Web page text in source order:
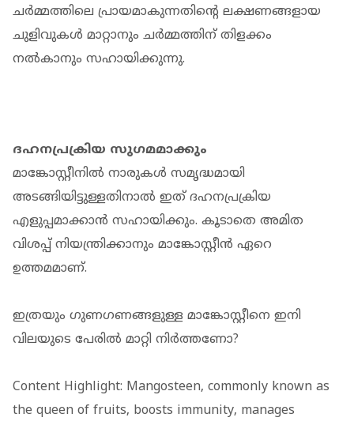
ചർമ്മത്തിലെ പ്രായമാകുന്നതിന്റെ ലക്ഷണങ്ങളായ
ചുളിവുകൾ മാറ്റാനും ചർമ്മത്തിന് തിളക്കം
നൽകാനും സഹായിക്കുന്നു.
ദഹനപ്രക്രിയ സുഗമമാക്കും
മാങ്കോസ്റ്റീനിൽ നാരുകൾ സമൃദ്ധമായി
അടങ്ങിയിട്ടുള്ളതിനാൽ ഇത് ദഹനപ്രക്രിയ
എളുപ്പമാക്കാൻ സഹായിക്കും. കൂടാതെ അമിത
വിശപ്പ് നിയന്ത്രിക്കാനും മാങ്കോസ്റ്റീൻ ഏറെ
ഉത്തമമാണ്.
ഇത്രയും ഗുണഗണങ്ങളുള്ള മാങ്കോസ്റ്റീനെ ഇനി
വിലയുടെ പേരിൽ മാറ്റി നിർത്തണോ?
Content Highlight: Mangosteen, commonly known as
the queen of fruits, boosts immunity, manages